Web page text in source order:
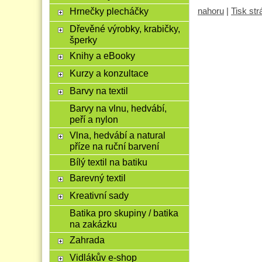
nahoru Tisk
Hrnečky plecháčky
Dřevěné výrobky, krabičky,
šperky
Knihy a eBooky
Kurzy a konzultace
Barvy na textil
Barvy na vlnu, hedvábí,
peří a nylon
Vlna, hedvábí a natural
příze na ruční barvení
Bílý textil na batiku
Barevný textil
Kreativní sady
Batika pro skupiny / batika
na zakázku
Zahrada
Vidlákův e-shop